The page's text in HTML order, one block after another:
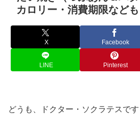
カロリー・消費期限なども
X Facebook
LINE Pinterest
どうも、ドクター・ソクラテスです